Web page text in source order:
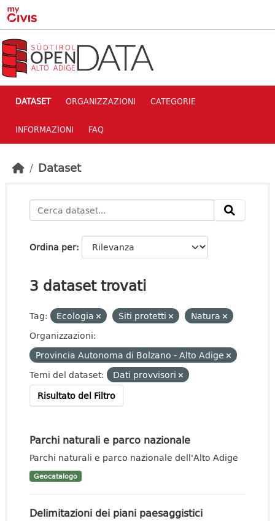
Skip to main content
DATASET ORGANIZZAZIONI CATEGORIE
INFORMAZIONI FAQ
Dataset
Ordina per
3 dataset trovati
Tag: Ecologia Siti protetti
Natura
Organizzazioni:
Provincia Autonoma di Bolzano - Alto Adige
Temi del dataset:
Dati provvisori
Risultato del Filtro
Parchi naturali e parco nazionale
Parchi naturali e parco nazionale dell'Alto Adige
Geocatalogo
Delimitazioni dei piani paesaggistici